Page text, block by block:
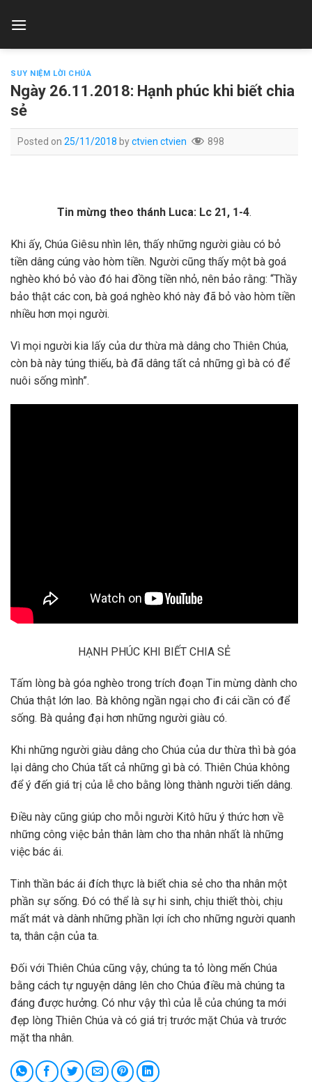
SUY NIỆM LỜI CHÚA
Ngày 26.11.2018: Hạnh phúc khi biết chia
sẻ
Posted on 25/11/2018 byctvien ctvien 898
Tin mừng theo thánh Luca: Lc 21, 1-4.
Khi ấy, Chúa Giêsu nhìn lên, thấy những người giàu có bỏ
tiền dâng cúng vào hòm tiền. Người cũng thấy một bà goá
nghèo khó bỏ vào đó hai đồng tiền nhỏ, nên bảo rằng: “Thầy
bảo thật các con, bà goá nghèo khó này đã bỏ vào hòm tiền
nhiều hơn mọi người.
Vì mọi người kia lấy của dư thừa mà dâng cho Thiên Chúa,
còn bà này túng thiếu, bà đã dâng tất cả những gì bà có để
nuôi sống mình”.
HẠNH PHÚC KHI BIẾT CHIA SẺ
Tấm lòng bà góa nghèo trong trích đoạn Tin mừng dành cho
Chúa thật lớn lao. Bà không ngần ngại cho đi cái cần có để
sống. Bà quảng đại hơn những người giàu có.
Khi những người giàu dâng cho Chúa của dư thừa thì bà góa
lại dâng cho Chúa tất cả những gì bà có. Thiên Chúa không
để ý đến giá trị của lễ cho bằng lòng thành người tiến dâng.
Điều này cũng giúp cho mỗi người Kitô hữu ý thức hơn về
những công việc bản thân làm cho tha nhân nhất là những
việc bác ái.
Tinh thần bác ái đích thực là biết chia sẻ cho tha nhân một
phần sự sống. Đó có thể là sự hi sinh, chịu thiết thòi, chịu
mất mát và dành những phần lợi ích cho những người quanh
ta, thân cận của ta.
Đối với Thiên Chúa cũng vậy, chúng ta tỏ lòng mến Chúa
bằng cách tự nguyện dâng lên cho Chúa điều mà chúng ta
đáng được hưởng. Có như vậy thì của lễ của chúng ta mới
đẹp lòng Thiên Chúa và có giá trị trước mặt Chúa và trước
mặt tha nhân.